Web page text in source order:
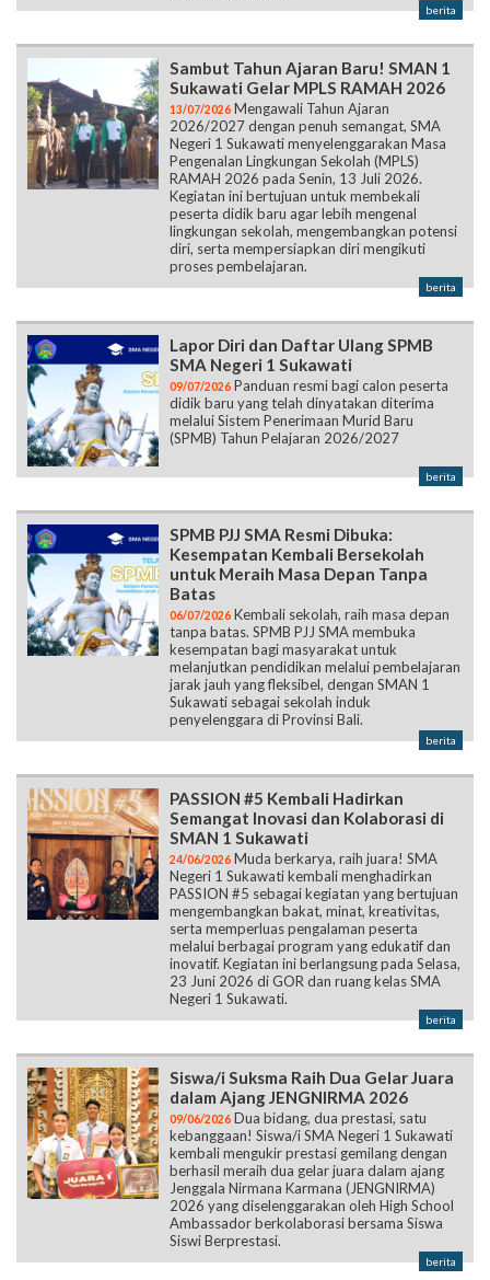
berita
Sambut Tahun Ajaran Baru! SMAN 1
Sukawati Gelar MPLS RAMAH 2026
13/07/2026 Mengawali Tahun Ajaran
2026/2027 dengan penuh semangat, SMA
Negeri 1 Sukawati menyelenggarakan Masa
Pengenalan Lingkungan Sekolah (MPLS)
RAMAH 2026 pada Senin, 13 Juli 2026.
Kegiatan ini bertujuan untuk membekali
peserta didik baru agar lebih mengenal
lingkungan sekolah, mengembangkan potensi
diri, serta mempersiapkan diri mengikuti
proses pembelajaran.
berita
Lapor Diri dan Daftar Ulang SPMB
SMA Negeri 1 Sukawati
09/07/2026 Panduan resmi bagi calon peserta
didik baru yang telah dinyatakan diterima
melalui Sistem Penerimaan Murid Baru
(SPMB) Tahun Pelajaran 2026/2027
berita
SPMB PJJ SMA Resmi Dibuka:
Kesempatan Kembali Bersekolah
untuk Meraih Masa Depan Tanpa
Batas
06/07/2026 Kembali sekolah, raih masa depan
tanpa batas. SPMB PJJ SMA membuka
kesempatan bagi masyarakat untuk
melanjutkan pendidikan melalui pembelajaran
jarak jauh yang fleksibel, dengan SMAN 1
Sukawati sebagai sekolah induk
penyelenggara di Provinsi Bali.
berita
PASSION #5 Kembali Hadirkan
Semangat Inovasi dan Kolaborasi di
SMAN 1 Sukawati
24/06/2026 Muda berkarya, raih juara! SMA
Negeri 1 Sukawati kembali menghadirkan
PASSION #5 sebagai kegiatan yang bertujuan
mengembangkan bakat, minat, kreativitas,
serta memperluas pengalaman peserta
melalui berbagai program yang edukatif dan
inovatif. Kegiatan ini berlangsung pada Selasa,
23 Juni 2026 di GOR dan ruang kelas SMA
Negeri 1 Sukawati.
berita
Siswa/i Suksma Raih Dua Gelar Juara
dalam Ajang JENGNIRMA 2026
09/06/2026 Dua bidang, dua prestasi, satu
kebanggaan! Siswa/i SMA Negeri 1 Sukawati
kembali mengukir prestasi gemilang dengan
berhasil meraih dua gelar juara dalam ajang
Jenggala Nirmana Karmana (JENGNIRMA)
2026 yang diselenggarakan oleh High School
Ambassador berkolaborasi bersama Siswa
Siswi Berprestasi.
berita